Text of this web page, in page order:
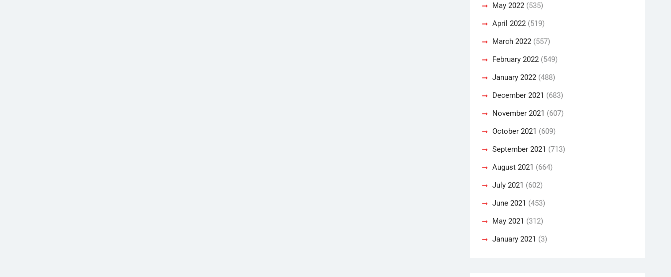
May 2022 (535)
April 2022 (519)
March 2022 (557)
February 2022 (549)
January 2022 (488)
December 2021 (683)
November 2021 (607)
October 2021 (609)
September 2021 (713)
August 2021 (664)
July 2021 (602)
June 2021 (453)
May 2021 (312)
January 2021 (3)